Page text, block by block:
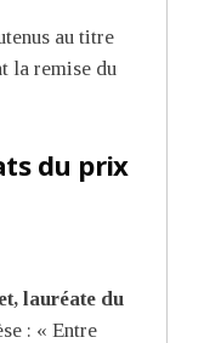
au titre
la remise du
du prix
lauréate du
: « Entre